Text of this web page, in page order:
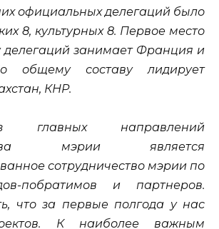
официальных делегаций было
8, культурных 8. Первое место
делегаций занимает Франция и
общему составу лидирует
КНР.
направлений
мэрии является
сотрудничество мэрии по
побратимов и партнеров.
что за первые полгода у нас
К наиболее важным